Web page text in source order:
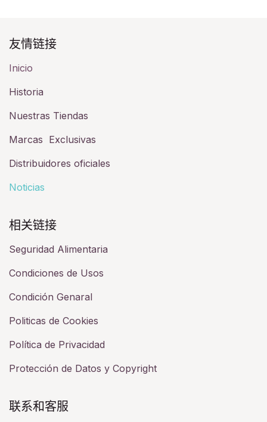
友情链接​
Inicio
Historia​
Nuestras Tiendas
Marcas Exclusivas
Distribuidores oficiales
Noticias
相关链接​
Seguridad Alimentaria
Condiciones de Usos
Condición Genaral
Politicas de Cookies
Política de Privacidad
Protección de Datos y Copyright
联系和客服​